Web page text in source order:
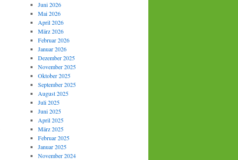
Juni 2026
Mai 2026
April 2026
März 2026
Februar 2026
Januar 2026
Dezember 2025
November 2025
Oktober 2025
September 2025
August 2025
Juli 2025
Juni 2025
April 2025
März 2025
Februar 2025
Januar 2025
November 2024